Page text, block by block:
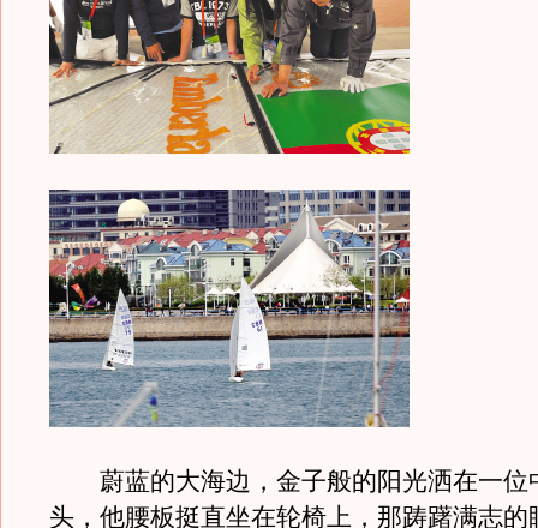
蔚蓝的大海边，金子般的阳光洒在一位
头，他腰板挺直坐在轮椅上，那踌躇满志的